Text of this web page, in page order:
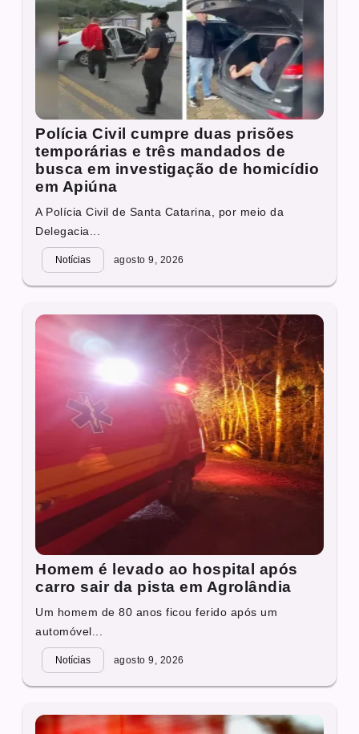
Polícia Civil cumpre duas prisões
temporárias e três mandados de
busca em investigação de homicídio
em Apiúna
A Polícia Civil de Santa Catarina, por meio da
Delegacia...
Notícias agosto 9, 2026
Homem é levado ao hospital após
carro sair da pista em Agrolândia
Um homem de 80 anos ficou ferido após um
automóvel...
Notícias agosto 9, 2026